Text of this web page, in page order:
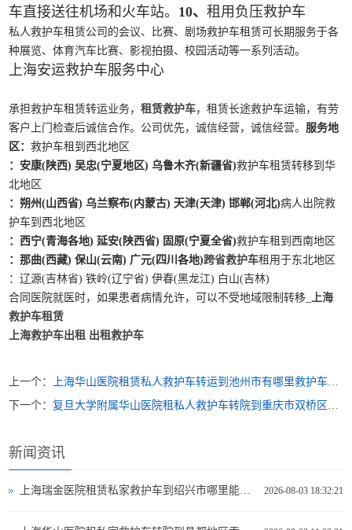
车直接送往机场和火车站。 10、租用负压救护车
私人救护车租赁公司的会议、比赛、剧场救护车租赁可长期服务于各
种展览、体育汽车比赛、影视拍摄、校园活动等一系列活动。
上海安运救护车服务中心
承担救护车租赁转运业务，租赁救护车，租赁长途救护车运输，有劳
客户上门检查后诚信合作。公司优先，诚信经营，诚信经营。 服务地
区：救护车租到西北地区
：安康(陕西) 吴忠(宁夏地区) 乌鲁木齐(新疆省)救护车租赁转移到华
北地区
：朔州(山西省) 乌兰察布(内蒙古) 天津(天津) 邯郸(河北)病人出院救
护车到西北地区
：西宁(青海各地) 延安(陕西省) 固原(宁夏全省)救护车租到西南地区
：那曲(西藏) 保山(云南) 广元(四川各地)跨省救护车租用于东北地区
：辽源(吉林省) 铁岭(辽宁省) 伊春(黑龙江) 白山(吉林)
合同医院就医时，如果患者病情允许，可以不受地域限制转移_
上海
救护车租赁
上海救护车出租 出租救护车
上一个：
上海华山医院租赁私人救护车转运到池州市有哪里救护车出租转院
下一个：复旦大学附属华山医院租私人救护车转院到重庆市双桥区救护车出租电话电话是多少
新闻资讯
2026-08-03 18:32:21